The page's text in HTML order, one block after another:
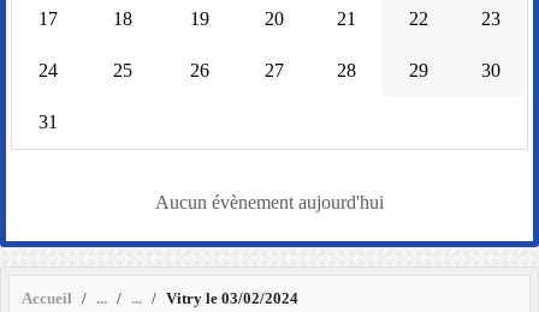
Accueil Vitry le 03/02/2024
17 18 19 20 21 22 23
24 25 26 27 28 29 30
31
Aucun évènement aujourd'hui